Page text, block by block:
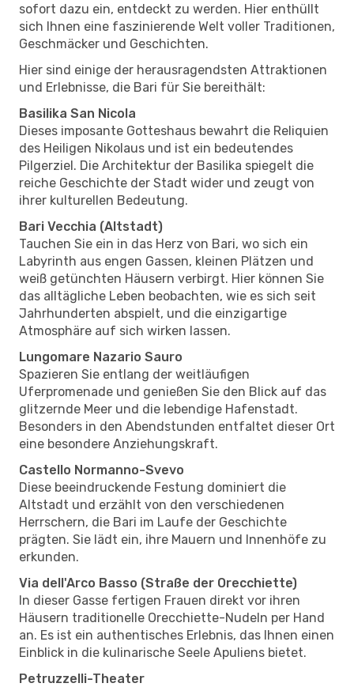
sofort dazu ein, entdeckt zu werden. Hier enthüllt
sich Ihnen eine faszinierende Welt voller Traditionen,
Geschmäcker und Geschichten.
Hier sind einige der herausragendsten Attraktionen
und Erlebnisse, die Bari für Sie bereithält:
Basilika San Nicola
Dieses imposante Gotteshaus bewahrt die Reliquien
des Heiligen Nikolaus und ist ein bedeutendes
Pilgerziel. Die Architektur der Basilika spiegelt die
reiche Geschichte der Stadt wider und zeugt von
ihrer kulturellen Bedeutung.
Bari Vecchia (Altstadt)
Tauchen Sie ein in das Herz von Bari, wo sich ein
Labyrinth aus engen Gassen, kleinen Plätzen und
weiß getünchten Häusern verbirgt. Hier können Sie
das alltägliche Leben beobachten, wie es sich seit
Jahrhunderten abspielt, und die einzigartige
Atmosphäre auf sich wirken lassen.
Lungomare Nazario Sauro
Spazieren Sie entlang der weitläufigen
Uferpromenade und genießen Sie den Blick auf das
glitzernde Meer und die lebendige Hafenstadt.
Besonders in den Abendstunden entfaltet dieser Ort
eine besondere Anziehungskraft.
Castello Normanno-Svevo
Diese beeindruckende Festung dominiert die
Altstadt und erzählt von den verschiedenen
Herrschern, die Bari im Laufe der Geschichte
prägten. Sie lädt ein, ihre Mauern und Innenhöfe zu
erkunden.
Via dell'Arco Basso (Straße der Orecchiette)
In dieser Gasse fertigen Frauen direkt vor ihren
Häusern traditionelle Orecchiette-Nudeln per Hand
an. Es ist ein authentisches Erlebnis, das Ihnen einen
Einblick in die kulinarische Seele Apuliens bietet.
Petruzzelli-Theater